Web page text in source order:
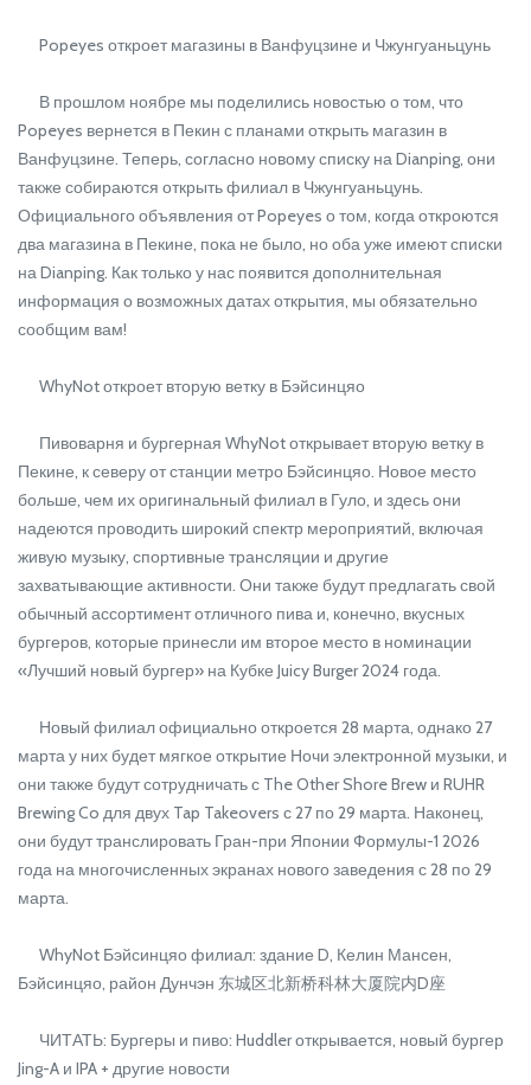
Popeyes откроет магазины в Ванфуцзине и Чжунгуаньцунь
В прошлом ноябре мы поделились новостью о том, что
Popeyes вернется в Пекин с планами открыть магазин в
Ванфуцзине. Теперь, согласно новому списку на Dianping, они
также собираются открыть филиал в Чжунгуаньцунь.
Официального объявления от Popeyes о том, когда откроются
два магазина в Пекине, пока не было, но оба уже имеют списки
на Dianping. Как только у нас появится дополнительная
информация о возможных датах открытия, мы обязательно
сообщим вам!
WhyNot откроет вторую ветку в Бэйсинцяо
Пивоварня и бургерная WhyNot открывает вторую ветку в
Пекине, к северу от станции метро Бэйсинцяо. Новое место
больше, чем их оригинальный филиал в Гуло, и здесь они
надеются проводить широкий спектр мероприятий, включая
живую музыку, спортивные трансляции и другие
захватывающие активности. Они также будут предлагать свой
обычный ассортимент отличного пива и, конечно, вкусных
бургеров, которые принесли им второе место в номинации
«Лучший новый бургер» на Кубке Juicy Burger 2024 года.
Новый филиал официально откроется 28 марта, однако 27
марта у них будет мягкое открытие Ночи электронной музыки, и
они также будут сотрудничать с The Other Shore Brew и RUHR
Brewing Co для двух Tap Takeovers с 27 по 29 марта. Наконец,
они будут транслировать Гран-при Японии Формулы-1 2026
года на многочисленных экранах нового заведения с 28 по 29
марта.
WhyNot Бэйсинцяо филиал: здание D, Келин Мансен,
Бэйсинцяо, район Дунчэн 东城区北新桥科林大厦院内D座
ЧИТАТЬ: Бургеры и пиво: Huddler открывается, новый бургер
Jing-A и IPA + другие новости